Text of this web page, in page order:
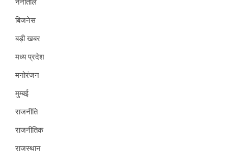
नैनीताल
बिजनेस
बड़ी खबर
मध्य प्रदेश
मनोरंजन
मुम्बई
राजनीति
राजनीतिक
राजस्थान